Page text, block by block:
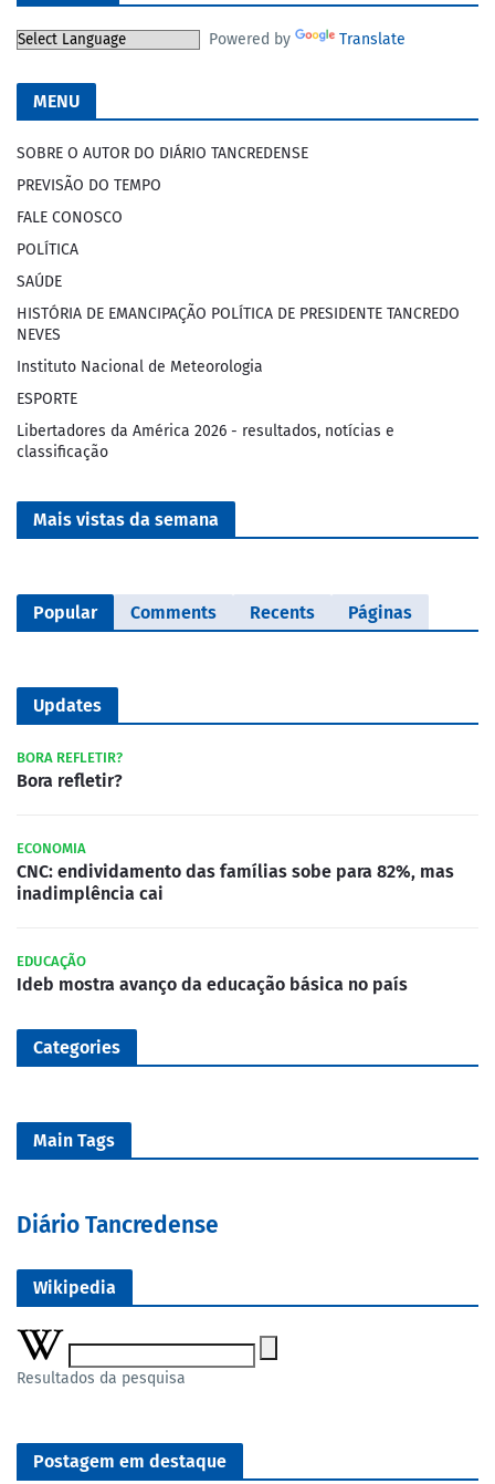
Powered by Translate
MENU
SOBRE O AUTOR DO DIÁRIO TANCREDENSE
PREVISÃO DO TEMPO
FALE CONOSCO
POLÍTICA
SAÚDE
HISTÓRIA DE EMANCIPAÇÃO POLÍTICA DE PRESIDENTE TANCREDO
NEVES
Instituto Nacional de Meteorologia
ESPORTE
Libertadores da América 2026 - resultados, notícias e
classificação
Mais vistas da semana
Popular Comments Recents Páginas
Updates
BORA REFLETIR?
Bora refletir?
ECONOMIA
CNC: endividamento das famílias sobe para 82%, mas
inadimplência cai
EDUCAÇÃO
Ideb mostra avanço da educação básica no país
Categories
Main Tags
Diário Tancredense
Wikipedia
Resultados da pesquisa
Postagem em destaque